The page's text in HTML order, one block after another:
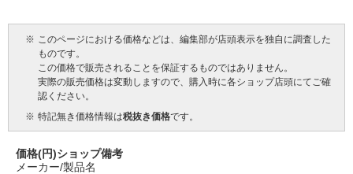
※ このページにおける価格などは、編集部が店頭表示を独自に調査した
ものです。
この価格で販売されることを保証するものではありません。
実際の販売価格は変動しますので、購入時に各ショップ店頭にてご確
認ください。
※ 特記無き価格情報は税抜き価格です。
価格(円)ショップ備考
メーカー/製品名